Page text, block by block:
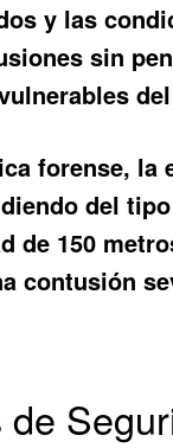
y las
sin
forense,
del
de 150
contusión